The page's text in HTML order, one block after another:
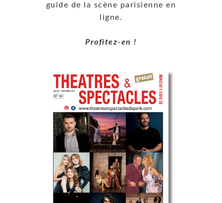
guide de la scène parisienne en
ligne.
Profitez-en !